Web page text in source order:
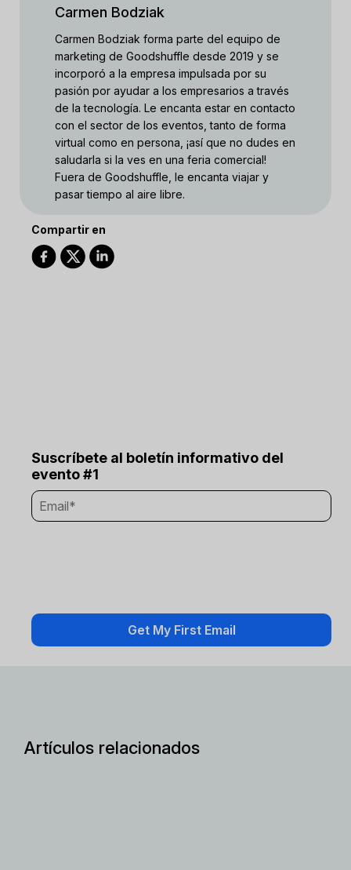
Carmen Bodziak
Carmen Bodziak forma parte del equipo de
marketing de Goodshuffle desde 2019 y se
incorporó a la empresa impulsada por su
pasión por ayudar a los empresarios a través
de la tecnología. Le encanta estar en contacto
con el sector de los eventos, tanto de forma
virtual como en persona, ¡así que no dudes en
saludarla si la ves en una feria comercial!
Fuera de Goodshuffle, le encanta viajar y
pasar tiempo al aire libre.
Compartir en
Suscríbete al boletín informativo del
evento #1
Artículos relacionados